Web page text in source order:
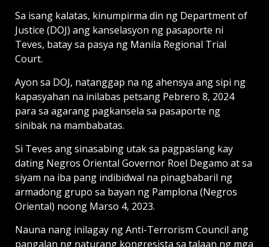
Sa isang kalatas, kinumpirma din ng Department of
Justice (DOJ) ang kanselasyon ng pasaporte ni
Teves, batay sa pasya ng Manila Regional Trial
Court.
Ayon sa DOJ, natanggap na ng ahensya ang sipi ng
kapasyahan na inilabas petsang Pebrero 8, 2024
para sa agarang pagkansela sa pasaporte ng
sinibak na mambabatas.
Si Teves ang sinasabing utak sa pagpaslang kay
dating Negros Oriental Governor Roel Degamo at sa
siyam na iba pang indibidwal na pinagbabaril ng
armadong grupo sa bayan ng Pamplona (Negros
Oriental) noong Marso 4, 2023.
Nauna nang inilagay ng Anti-Terrorism Council ang
pangalan ng naturang kongresista sa talaan ng mga